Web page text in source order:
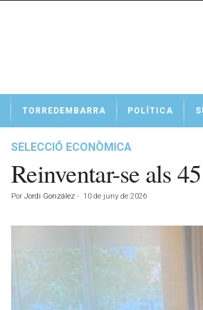
t
TORREDEMBARRA POLÍTICA
SELECCIÓ ECONÒMICA
Reinventar-se als
Por Jordi González - 10 de juny de 2026